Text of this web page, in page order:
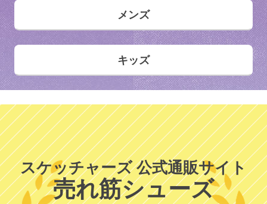
メンズ
キッズ
スケッチャーズ 公式通販サイト
売れ筋シューズ